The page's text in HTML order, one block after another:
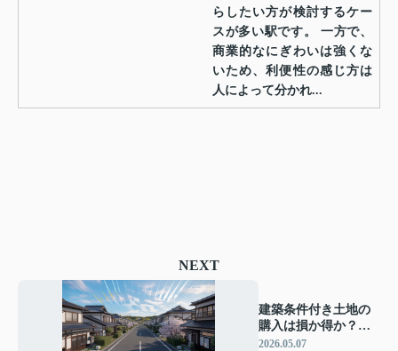
らしたい方が検討するケー
スが多い駅です。 一方で、
商業的なにぎわいは強くな
いため、利便性の感じ方は
人によって分かれ...
NEXT
建築条件付き土地の
購入は損か得か？メ
リットとデメリット
2026.05.07